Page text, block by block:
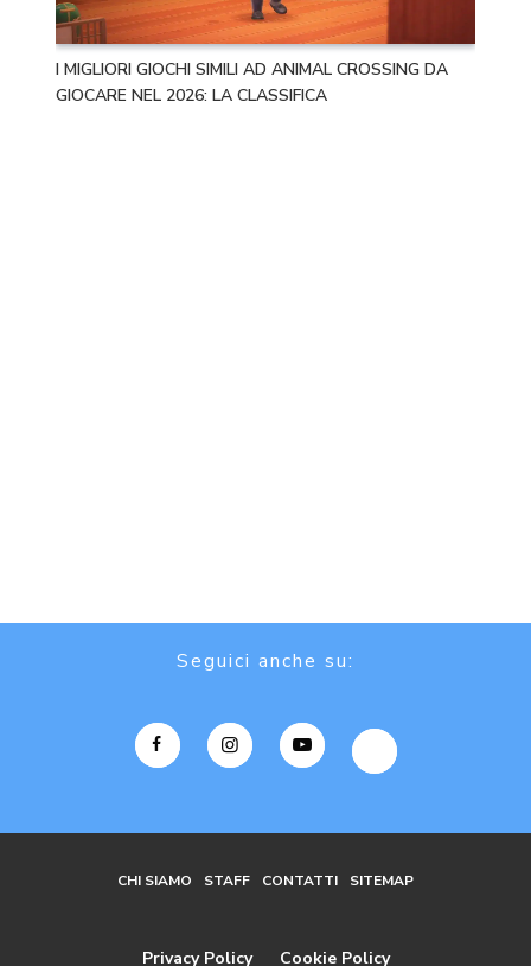
I MIGLIORI GIOCHI SIMILI AD ANIMAL CROSSING DA
GIOCARE NEL 2026: LA CLASSIFICA
Seguici anche su:
CHI SIAMO STAFF CONTATTI SITEMAP
Privacy Policy Cookie Policy